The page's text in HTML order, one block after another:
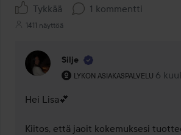
Tykkää 1 kommentti
1411 näyttöä
Silje
LYKON ASIAKASPALVELU
Käyttäjän rooli: Lykon 6
Hei Lisa💕
Kiitos, että jaoit kokemuksesi